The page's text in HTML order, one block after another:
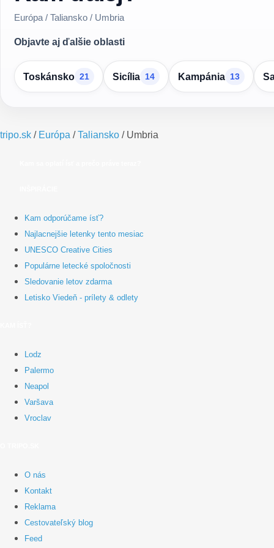
Európa / Taliansko / Umbria
Objavte aj ďalšie oblasti
Toskánsko 21 Sicília 14 Kampánia 13
tripo.sk / Európa /Taliansko / Umbria
Kam odporúčame ísť?
Najlacnejšie letenky tento mesiac
UNESCO Creative Cities
Populárne letecké spoločnosti
Sledovanie letov zdarma
Letisko Viedeň - prílety & odlety
Lodz
Palermo
Neapol
Varšava
Vroclav
O nás
Kontakt
Reklama
Cestovateľský blog
Feed